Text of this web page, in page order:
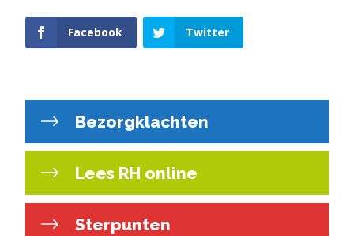
Facebook Twitter
Bezorgklachten
Lees RH online
Sterpunten